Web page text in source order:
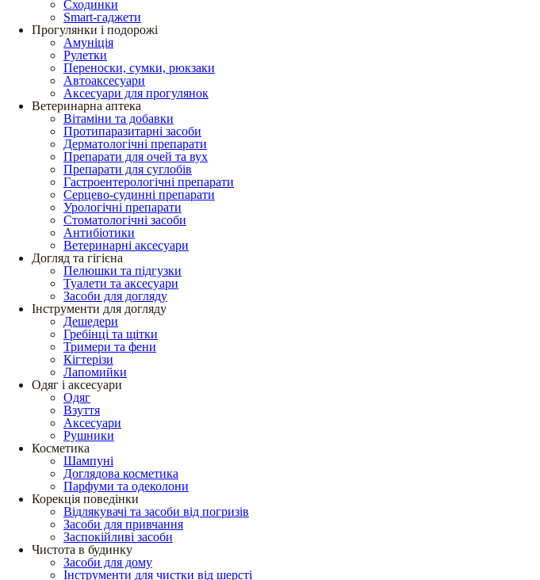
Сходинки
Smart-гаджети
Прогулянки і подорожі
Амуніція
Рулетки
Переноски, сумки, рюкзаки
Автоаксесуари
Аксесуари для прогулянок
Ветеринарна аптека
Вітаміни та добавки
Протипаразитарні засоби
Дерматологічні препарати
Препарати для очей та вух
Препарати для суглобів
Гастроентерологічні препарати
Серцево-судинні препарати
Урологічні препарати
Стоматологічні засоби
Антибіотики
Ветеринарні аксесуари
Догляд та гігієна
Пелюшки та підгузки
Туалети та аксесуари
Засоби для догляду
Інструменти для догляду
Дешедери
Гребінці та щітки
Тримери та фени
Кігтерізи
Лапомийки
Одяг і аксесуари
Одяг
Взуття
Аксесуари
Рушники
Косметика
Шампуні
Доглядова косметика
Парфуми та одеколони
Корекція поведінки
Відлякувачі та засоби від погризів
Засоби для привчання
Заспокійливі засоби
Чистота в будинку
Засоби для дому
Інструменти для чистки від шерсті